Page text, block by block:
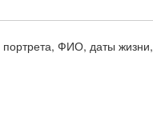
портрета, ФИО, даты жизни,